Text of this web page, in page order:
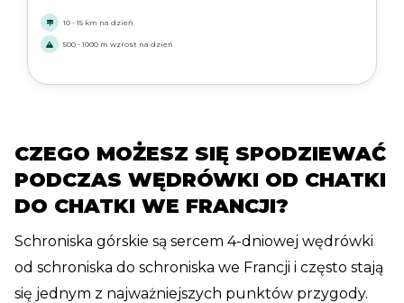
wapienne klify, z noclegami w schroniskach Sales,
Fonts i Alfred Wills. Idealne dla doświadczonych
przygody w pobliżu Mont Blanc.
10 - 15 km na dzień
500 - 1000 m wzrost na dzień
CZEGO MOŻESZ SIĘ SPODZIEWAĆ
PODCZAS WĘDRÓWKI OD CHATKI
DO CHATKI WE FRANCJI?
Schroniska górskie są sercem 4-dniowej wędrówki
od schroniska do schroniska we Francji i często stają
się jednym z najważniejszych punktów przygody.